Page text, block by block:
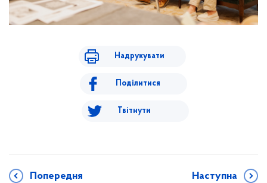
Надрукувати
Поділитися
Твітнути
Попередня Наступна